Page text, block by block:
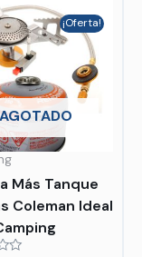
¡Oferta!
AGOTADO
Más Tanque
Coleman Ideal